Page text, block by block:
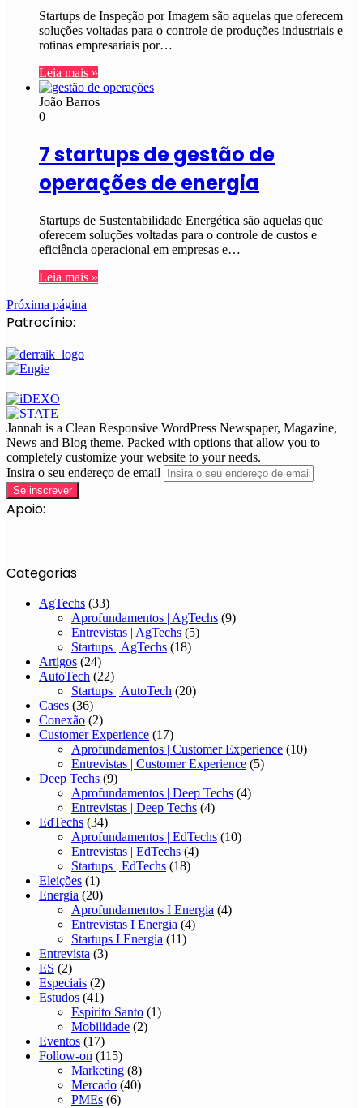
Startups de Inspeção por Imagem são aquelas que oferecem
soluções voltadas para o controle de produções industriais e
rotinas empresariais por…
Leia mais »
João Barros
0
7 startups de gestão de
operações de energia
Startups de Sustentabilidade Energética são aquelas que
oferecem soluções voltadas para o controle de custos e
eficiência operacional em empresas e…
Leia mais »
Próxima página
Patrocínio:
Jannah is a Clean Responsive WordPress Newspaper, Magazine,
News and Blog theme. Packed with options that allow you to
completely customize your website to your needs.
Insira o seu endereço de email
Apoio:
Categorias
AgTechs (33)
Aprofundamentos | AgTechs (9)
Entrevistas | AgTechs (5)
Startups | AgTechs (18)
Artigos (24)
AutoTech (22)
Startups | AutoTech (20)
Cases (36)
Conexão (2)
Customer Experience (17)
Aprofundamentos | Customer Experience (10)
Entrevistas | Customer Experience (5)
Deep Techs (9)
Aprofundamentos | Deep Techs (4)
Entrevistas | Deep Techs (4)
EdTechs (34)
Aprofundamentos | EdTechs (10)
Entrevistas | EdTechs (4)
Startups | EdTechs (18)
Eleições (1)
Energia (20)
Aprofundamentos I Energia (4)
Entrevistas I Energia (4)
Startups I Energia (11)
Entrevista (3)
ES (2)
Especiais (2)
Estudos (41)
Espírito Santo (1)
Mobilidade (2)
Eventos (17)
Follow-on (115)
Marketing (8)
Mercado (40)
PMEs (6)